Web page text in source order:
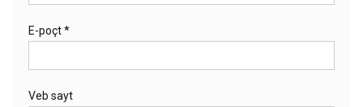
E-poçt*
Veb sayt